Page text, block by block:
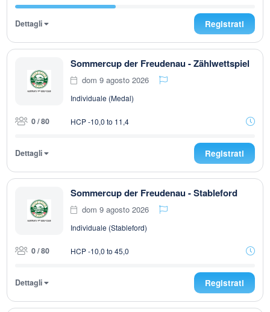
Dettagli Registrati
Sommercup der Freudenau - Zählwettspiel
dom 9 agosto 2026
Individuale (Medal)
0 / 80 HCP -10,0 to 11,4
Dettagli Registrati
Sommercup der Freudenau - Stableford
dom 9 agosto 2026
Individuale (Stableford)
0 / 80 HCP -10,0 to 45,0
Dettagli Registrati